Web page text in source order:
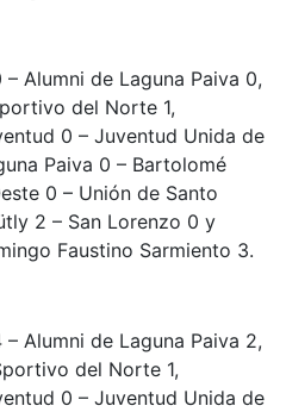
Alumni de Laguna Paiva 0,
del Norte 1,
0 – Juventud Unida de
Paiva 0 – Bartolomé
0 – Unión de Santo
2 – San Lorenzo 0 y
Faustino Sarmiento 3.
Alumni de Laguna Paiva 2,
del Norte 1,
0 – Juventud Unida de